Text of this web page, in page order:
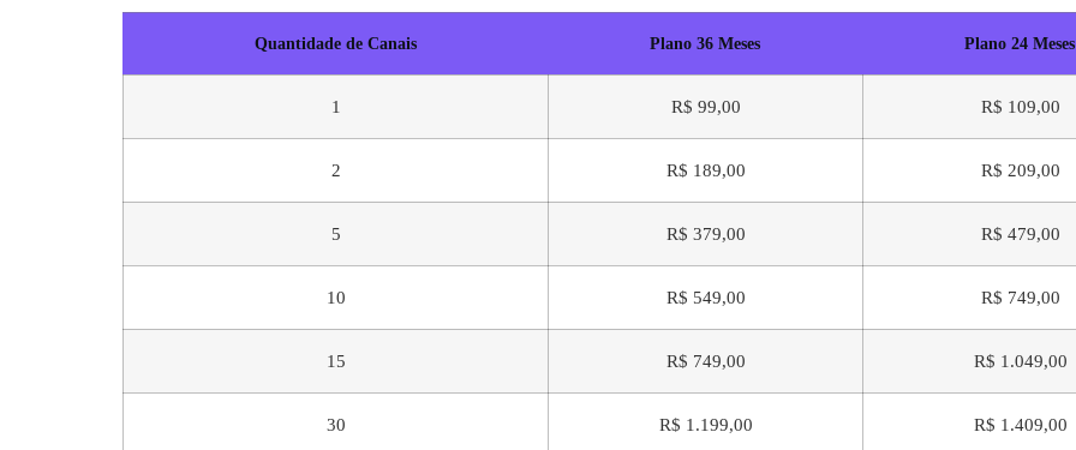
Quantidade de Canais Plano 36 Meses Plano 24 Meses
1 R$ 99,00 R$ 109,00
2 R$ 189,00 R$ 209,00
5 R$ 379,00 R$ 479,00
10 R$ 549,00 R$ 749,00
15 R$ 749,00 R$ 1.049,00
30 R$ 1.199,00 R$ 1.409,00